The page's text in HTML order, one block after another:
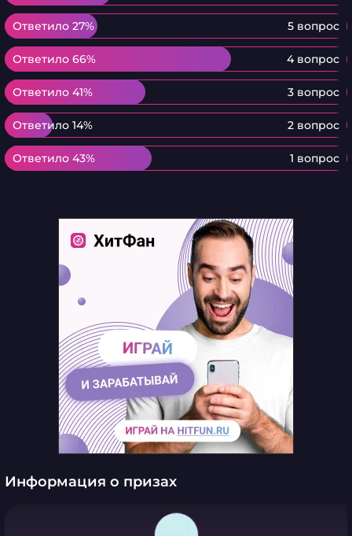
Ответило 27% 5 вопрос
Ответило 27%
Ответило 66% 4 вопрос
Ответило 66%
Ответило 41% 3 вопрос
Ответило 41%
Ответило 14% 2 вопрос
Ответило 14%
Ответило 43% 1 вопрос
Ответило 43%
Информация о призах